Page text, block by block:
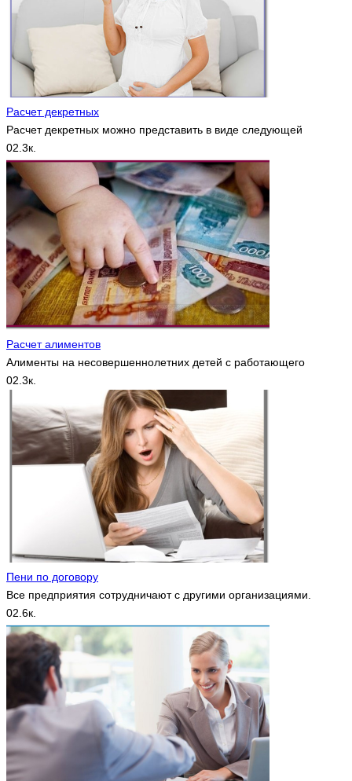
Расчет декретных
Расчет декретных можно представить в виде следующей
02.3к.
Расчет алиментов
Алименты на несовершеннолетних детей с работающего
02.3к.
Пени по договору
Все предприятия сотрудничают с другими организациями.
02.6к.